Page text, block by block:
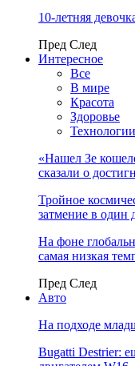
10-летняя
Пред След
Интересное
Все
В мире
Красота
Здоровье
Технологии
«Нашел Зе
сказали о
Тройное
затмение в один
На фоне
самая низкая
Пред След
Авто
На подходе
Bugatti Destrier: